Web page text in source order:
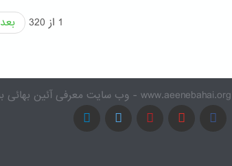
1 از 320
www.aeenebahai.org - وب سایت معرفی آئین بهائی به زبان فارسی